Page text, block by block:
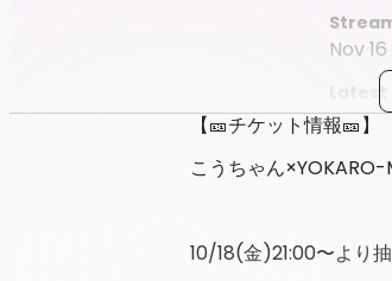
Nov
Nov
【🎫チケット情報🎫】
こうちゃん
10/18(金)21:00〜より